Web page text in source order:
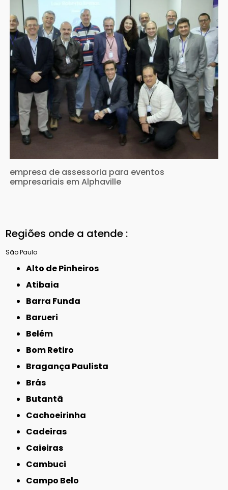
empresa de assessoria para eventos
empresariais em Alphaville
Regiões onde a atende :
São Paulo
Alto de Pinheiros
Atibaia
Barra Funda
Barueri
Belém
Bom Retiro
Bragança Paulista
Brás
Butantã
Cachoeirinha
Cadeiras
Caieiras
Cambuci
Campo Belo